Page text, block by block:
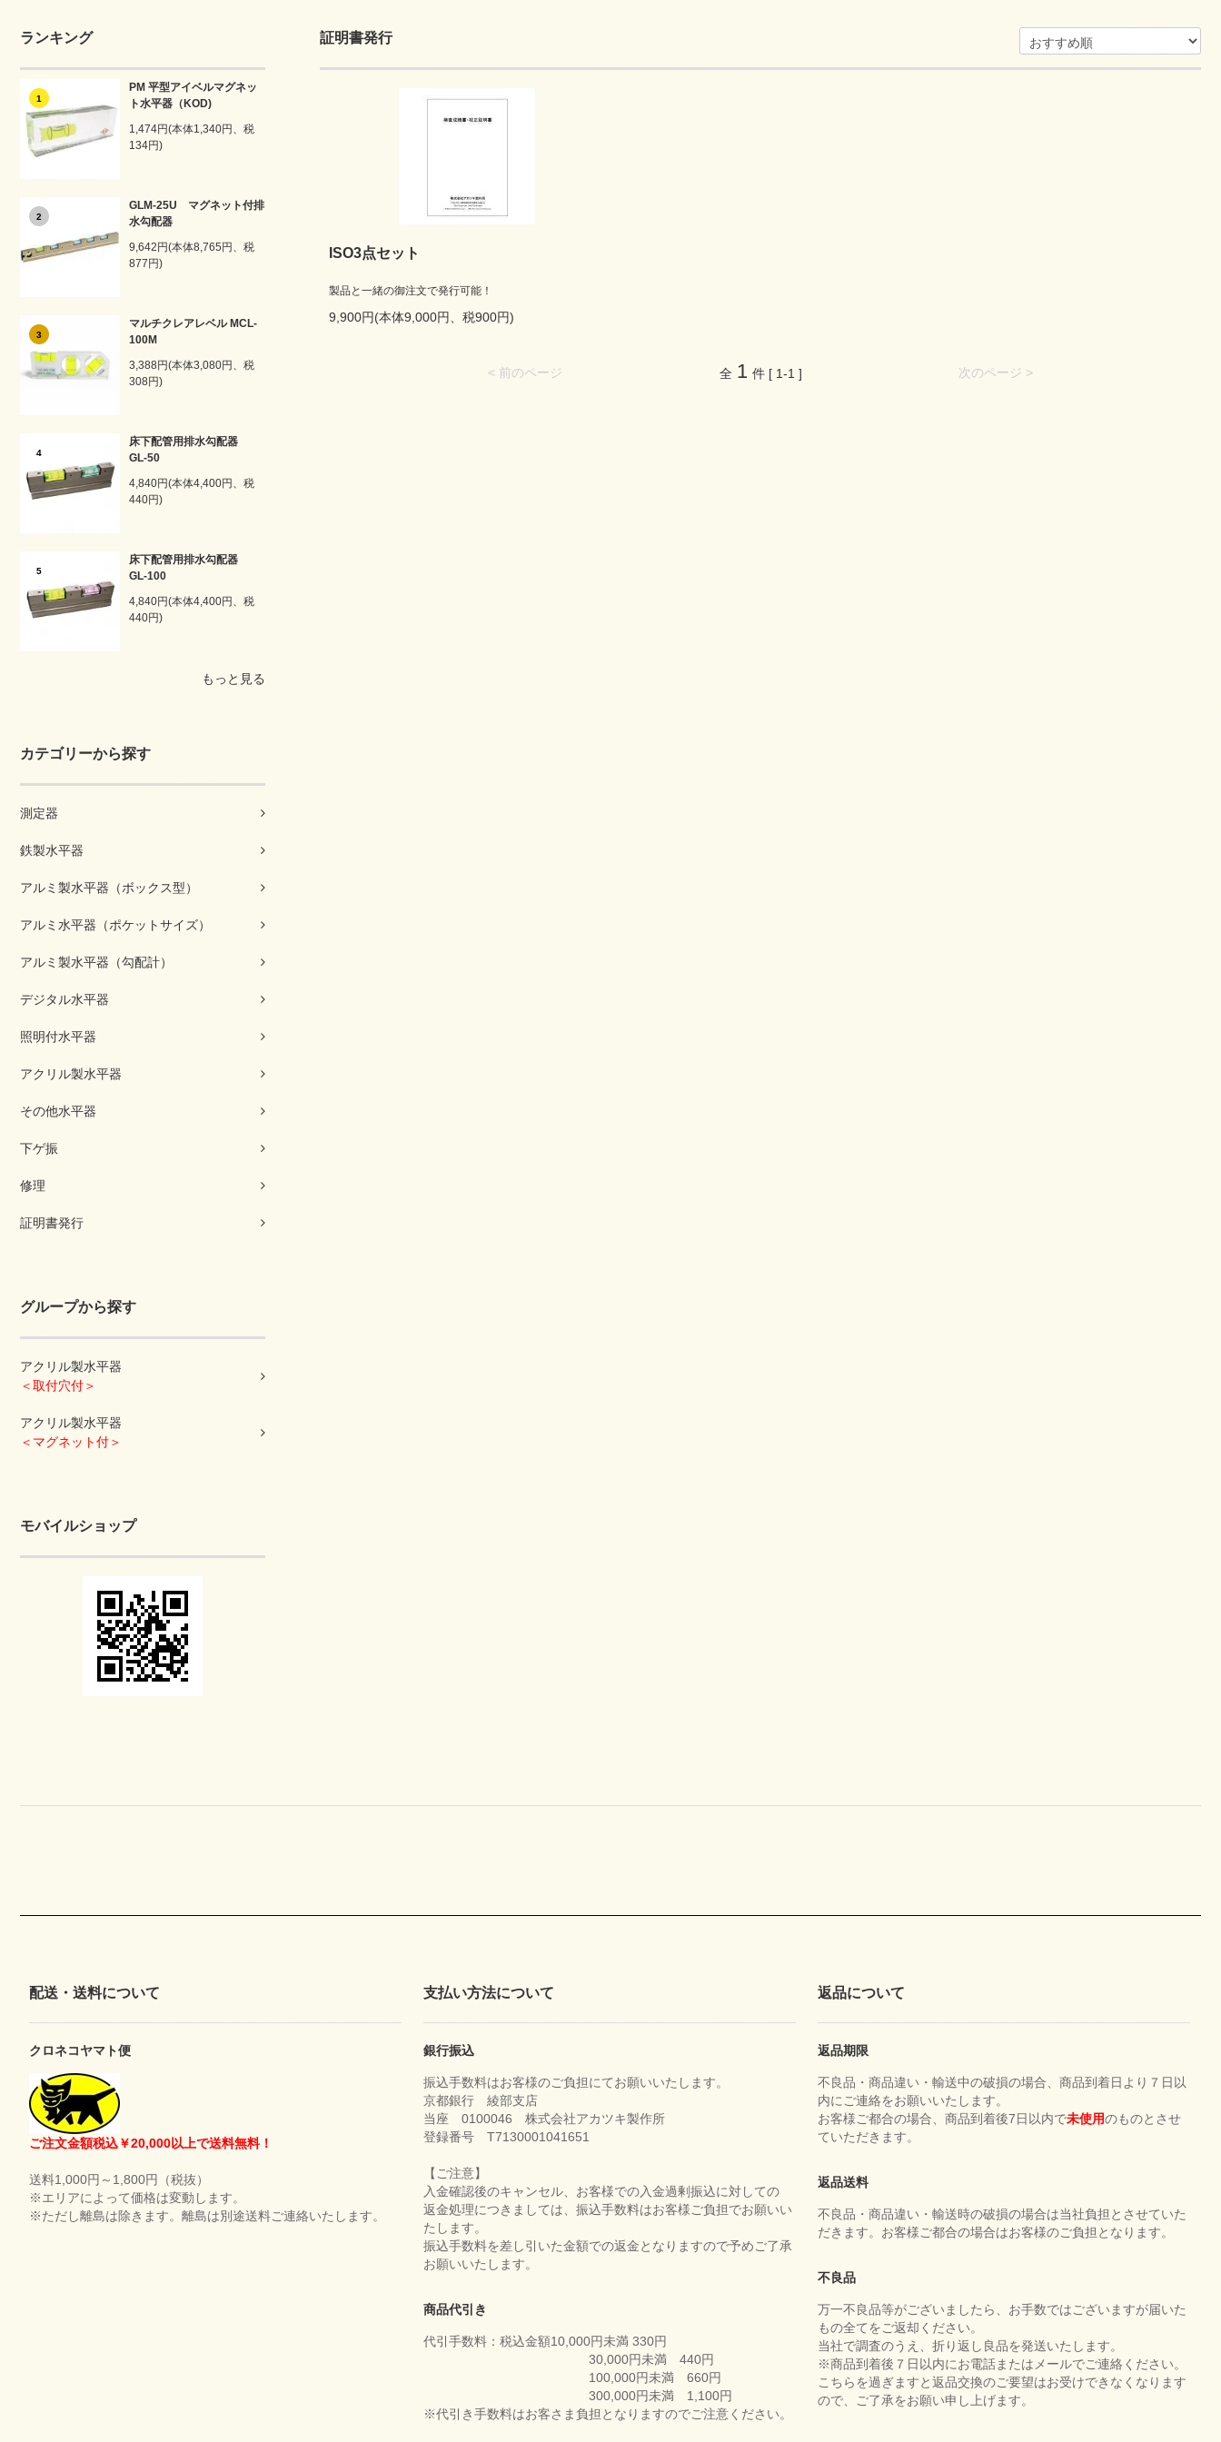
ランキング
1
PM 平型アイベルマグネッ
ト水平器（KOD)
1,474円(本体1,340円、税
134円)
2
GLM-25U マグネット付排
水勾配器
9,642円(本体8,765円、税
877円)
3
マルチクレアレベル MCL-
100M
3,388円(本体3,080円、税
308円)
4
床下配管用排水勾配器
GL-50
4,840円(本体4,400円、税
440円)
5
床下配管用排水勾配器
GL-100
4,840円(本体4,400円、税
440円)
もっと見る
カテゴリーから探す
測定器
鉄製水平器
アルミ製水平器（ボックス型）
アルミ水平器（ポケットサイズ）
アルミ製水平器（勾配計）
デジタル水平器
照明付水平器
アクリル製水平器
その他水平器
下ゲ振
修理
証明書発行
グループから探す
アクリル製水平器
＜取付穴付＞
アクリル製水平器
＜マグネット付＞
モバイルショップ
証明書発行
ISO3点セット
製品と一緒の御注文で発行可能！
9,900円(本体9,000円、税900円)
< 前のページ 次のページ >
全 1 件 [ 1-1 ]
配送・送料について
クロネコヤマト便
ご注文金額税込￥20,000以上で送料無料！
送料1,000円～1,800円（税抜）
※エリアによって価格は変動します。
※ただし離島は除きます。離島は別途送料ご連絡いたします。
支払い方法について
銀行振込
振込手数料はお客様のご負担にてお願いいたします。
京都銀行 綾部支店
当座 0100046 株式会社アカツキ製作所
登録番号 T7130001041651
【ご注意】
入金確認後のキャンセル、お客様での入金過剰振込に対しての
返金処理につきましては、振込手数料はお客様ご負担でお願いい
たします。
振込手数料を差し引いた金額での返金となりますので予めご了承
お願いいたします。
商品代引き
代引手数料：税込金額10,000円未満 330円
30,000円未満 440円
100,000円未満 660円
300,000円未満 1,100円
※代引き手数料はお客さま負担となりますのでご注意ください。
返品について
返品期限
不良品・商品違い・輸送中の破損の場合、商品到着日より７日以
内にご連絡をお願いいたします。
お客様ご都合の場合、商品到着後7日以内で未使用のものとさせ
ていただきます。
返品送料
不良品・商品違い・輸送時の破損の場合は当社負担とさせていた
だきます。お客様ご都合の場合はお客様のご負担となります。
不良品
万一不良品等がございましたら、お手数ではございますが届いた
もの全てをご返却ください。
当社で調査のうえ、折り返し良品を発送いたします。
※商品到着後７日以内にお電話またはメールでご連絡ください。
こちらを過ぎますと返品交換のご要望はお受けできなくなります
ので、ご了承をお願い申し上げます。